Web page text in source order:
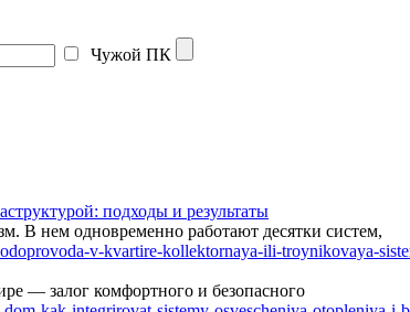
Чужой ПК
подходы и результаты
В нем одновременно работают десятки систем,
— залог комфортного и безопасного